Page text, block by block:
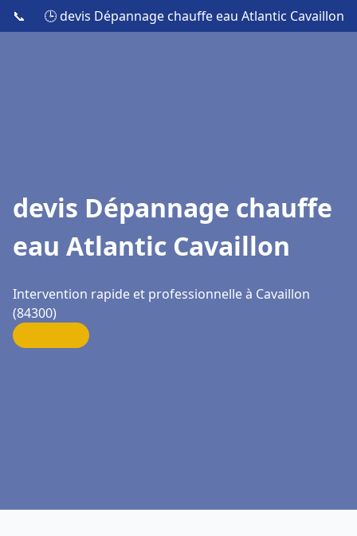
📞 🕒 devis Dépannage chauffe eau Atlantic Cavaillon
devis Dépannage chauffe
eau Atlantic Cavaillon
Intervention rapide et professionnelle à Cavaillon
(84300)